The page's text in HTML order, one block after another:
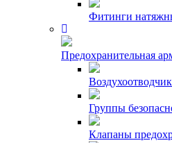
Фитинги
Предохранительная
Группы
Клапаны